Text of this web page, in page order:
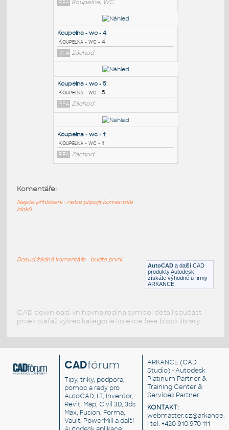
PODOBNÉ BLOKY
FLOOR MOUNT TOILET
Podlahový záchod splachovací
RFA
Koupelna, WC
Koupelna - wc - 4:
Koupelna - wc - 4
RFA Záchod
Záchod
AutoCAD a další CAD
produkty Autodesk
získáte výhodně u firmy
ARKANCE
Komentáře:
Nejste přihlášeni - nelze připojit komentáře
bloků
Dosud žádné komentáře - buďte první
CAD download: knihovna rodina symbol detail součást
prvek stafáž výkres kategorie kolekce free block library
CADfórum
Tipy, triky, podpora,
pomoc a rady pro
AutoCAD, LT, Inventor,
Revit, Map, Civil 3D, 3ds
Max, Fusion, Forma,
Vault, PowerMill a další
ARKANCE (CAD
Studio) - Autodesk
Platinum Partner &
Training Center &
Services Partner
KONTAKT:
| tel. +420 910 970 111